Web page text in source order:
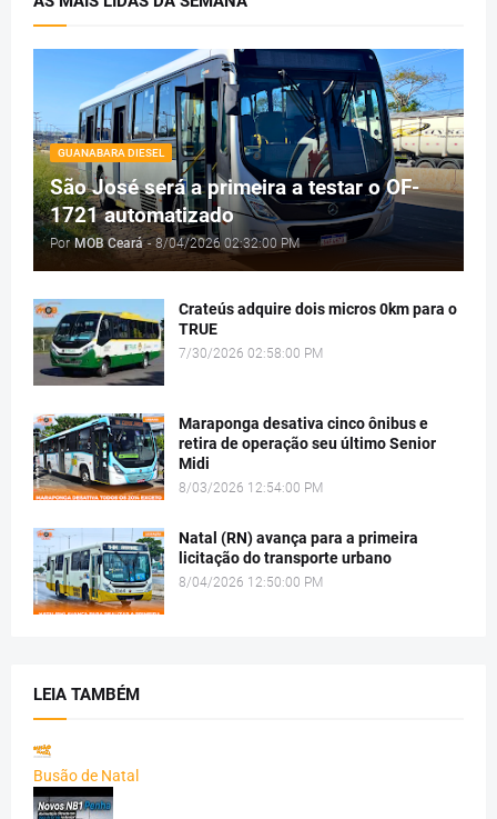
GUANABARA DIESEL
São José será a primeira a testar o OF-
1721 automatizado
Por MOB Ceará - 8/04/2026 02:32:00 PM
Crateús adquire dois micros 0km para o
TRUE
7/30/2026 02:58:00 PM
Maraponga desativa cinco ônibus e
retira de operação seu último Senior
Midi
8/03/2026 12:54:00 PM
Natal (RN) avança para a primeira
licitação do transporte urbano
8/04/2026 12:50:00 PM
LEIA TAMBÉM
Busão de Natal